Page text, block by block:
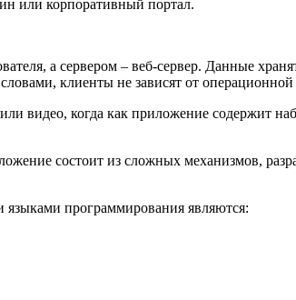
или корпоративный портал.
а сервером – веб-сервер. Данные
клиенты не зависят от операционной
видео, когда как приложение содержит
состоит из сложных механизмов,
программирования являются: